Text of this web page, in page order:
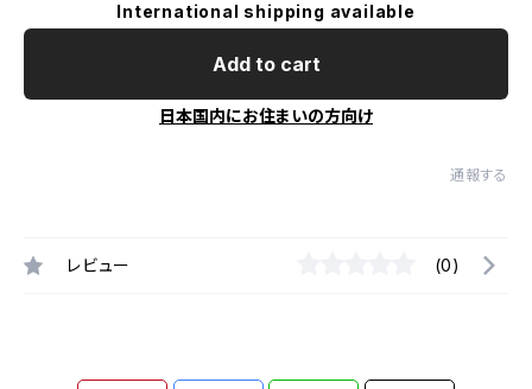
International shipping available
Add to cart
日本国内にお住まいの方向け
通報する
レビュー (0)